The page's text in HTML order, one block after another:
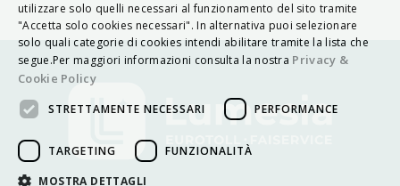
DEUTSCH
POLSKI
PORTUGUÊS
utilizzare solo quelli necessari al funzionamento del sito tramite
"Accetta solo cookies necessari". In alternativa puoi selezionare
solo quali categorie di cookies intendi abilitare tramite la lista che
segue.Per maggiori informazioni consulta la nostra Privacy &
Cookie Policy
STRETTAMENTE NECESSARI PERFORMANCE
TARGETING FUNZIONALITÀ
MOSTRA DETTAGLI